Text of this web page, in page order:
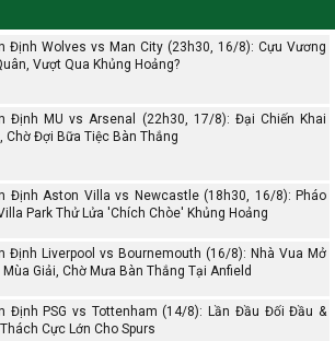
Định Wolves vs Man City (23h30, 16/8): Cựu Vương
Vượt Qua Khủng Hoảng?
Định MU vs Arsenal (22h30, 17/8): Đại Chiến Khai
Chờ Đợi Bữa Tiệc Bàn Thắng
Định Aston Villa vs Newcastle (18h30, 16/8): Pháo
Park Thử Lửa 'Chích Chòe' Khủng Hoảng
Định Liverpool vs Bournemouth (16/8): Nhà Vua Mở
Mùa Giải, Chờ Mưa Bàn Thắng Tại Anfield
Định PSG vs Tottenham (14/8): Lần Đầu Đối Đầu &
Cực Lớn Cho Spurs